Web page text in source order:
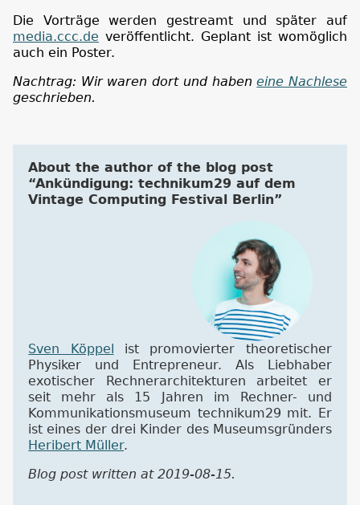
Die Vorträge werden gestreamt und später auf
media.ccc.de veröffentlicht. Geplant ist womöglich
auch ein Poster.
Nachtrag: Wir waren dort und habeneine Nachlese
geschrieben.
About the author of the blog post
“Ankündigung: technikum29 auf dem
Vintage Computing Festival Berlin”
Sven Köppel
ist promovierter theoretischer
Physiker und Entrepreneur. Als Liebhaber
exotischer Rechnerarchitekturen arbeitet er
seit mehr als 15 Jahren im Rechner- und
Kommunikationsmuseum technikum29 mit. Er
ist eines der drei Kinder des Museumsgründers
Heribert Müller.
Blog post written at 2019-08-15.